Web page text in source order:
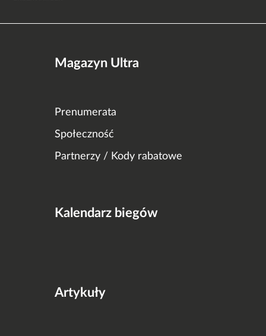
Magazyn Ultra
Prenumerata
Społeczność
Partnerzy / Kody rabatowe
Kalendarz biegów
Artykuły